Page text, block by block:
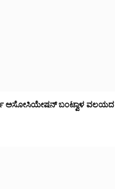
ಅಸೋಸಿಯೇಷನ್ ಬಂಟ್ವಾಳ ವಲಯದ